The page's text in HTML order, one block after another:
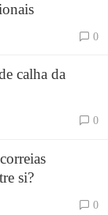
0
calha da
0
si?
0